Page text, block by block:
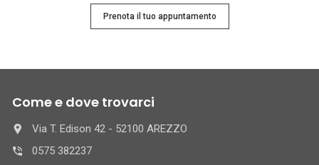
Prenota il tuo appuntamento
Come e dove trovarci
Via T. Edison 42 - 52100 AREZZO
0575 382237